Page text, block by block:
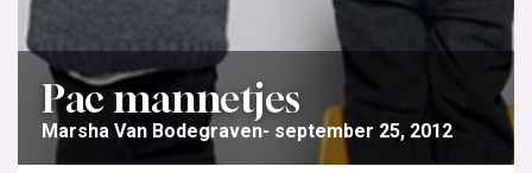
Pac mannetjes
Marsha Van Bodegraven september 25, 2012